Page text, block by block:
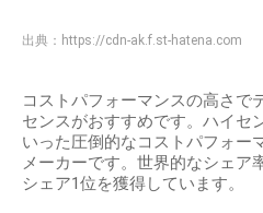
出典： https://cdn-ak.f.st-hatena.com
コストパフォーマンスの高さで
センスがおすすめです。ハイセ
いった圧倒的なコストパフォー
メーカーです。世界的なシェア
シェア1位を獲得しています。